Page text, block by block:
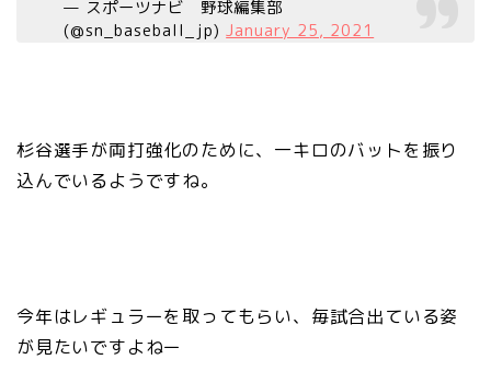
— スポーツナビ 野球編集部
(@sn_baseball_jp)January 25, 2021
杉谷選手が両打強化のために、一キロのバットを振り
込んでいるようですね。
今年はレギュラーを取ってもらい、毎試合出ている姿
が見たいですよねー